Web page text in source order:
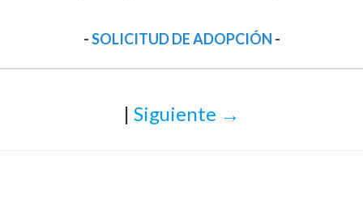
-SOLICITUD DE ADOPCIÓN -
| Siguiente →